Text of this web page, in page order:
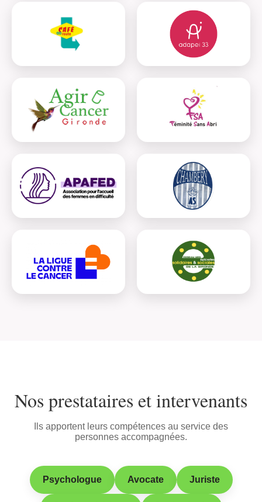
Nos prestataires et intervenants
Ils apportent leurs compétences au service des
personnes accompagnées.
Psychologue Avocate Juriste